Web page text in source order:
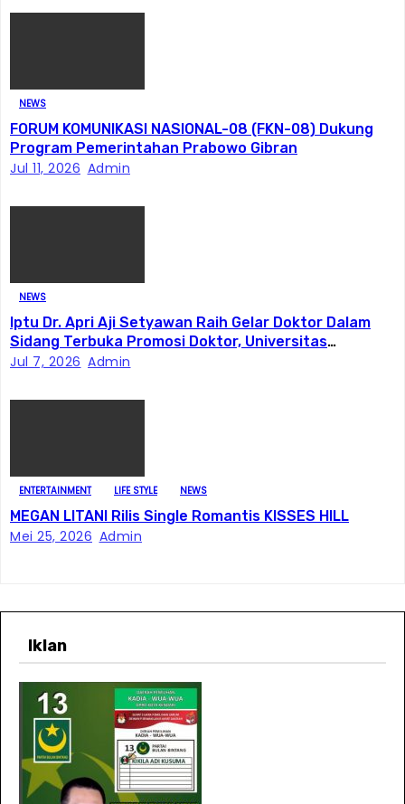
NEWS
FORUM KOMUNIKASI NASIONAL-08 (FKN-08) Dukung
Program Pemerintahan Prabowo Gibran
Jul 11, 2026 Admin
NEWS
Iptu Dr. Apri Aji Setyawan Raih Gelar Doktor Dalam
Sidang Terbuka Promosi Doktor, Universitas
Borobudur.
Jul 7, 2026 Admin
ENTERTAINMENT LIFE STYLE NEWS
MEGAN LITANI Rilis Single Romantis KISSES HILL
Mei 25, 2026 Admin
Iklan